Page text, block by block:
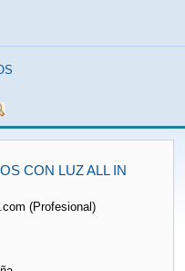
CON LUZ ALL IN
(Profesional)